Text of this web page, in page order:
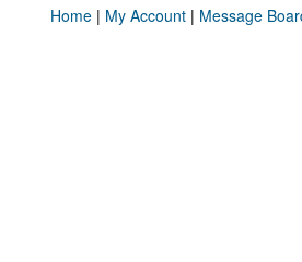
Home| My Account| Message